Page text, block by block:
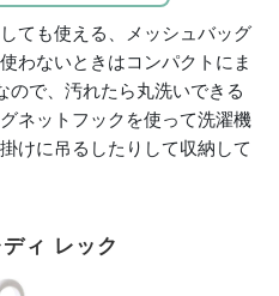
ても使える、メッシュバッグ
わないときはコンパクトにま
ので、汚れたら丸洗いできる
ネットフックを使って洗濯機
けに吊るしたりして収納して
ィ レック